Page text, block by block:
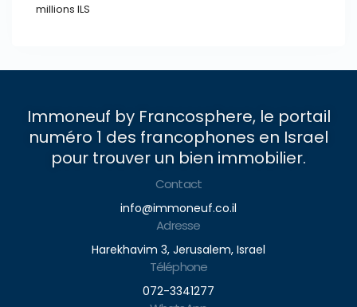
millions ILS
Immoneuf by Francosphere, le portail
numéro 1 des francophones en Israel
pour trouver un bien immobilier.
Contact
info@immoneuf.co.il
Adresse
Harekhavim 3, Jerusalem, Israel
Téléphone
072-3341277